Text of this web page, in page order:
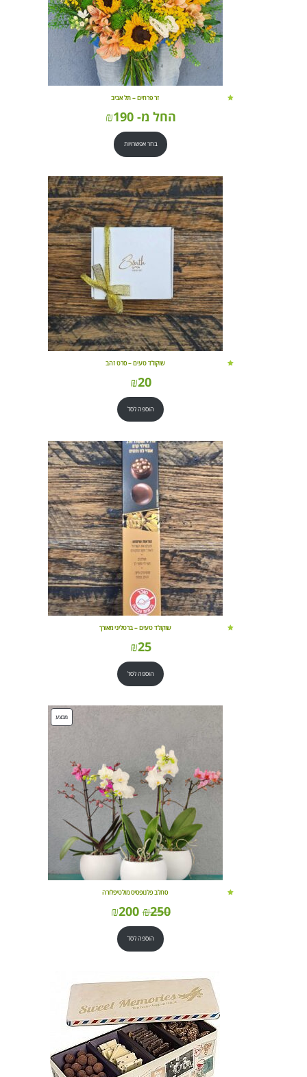
זר פרחים – תל אביב
החל מ- ₪190
בחר אפשרויות
שוקולד טעים – סרט זהב
₪20
הוספה לסל
שוקולד טעים – ברטליני מאורך
₪25
הוספה לסל
מבצעמוצרים
סחלב פלנופסיס מולטיפלורה
₪250
₪200
הוספה לסל